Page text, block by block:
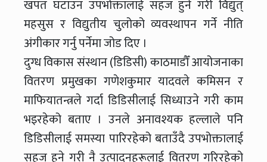
खपत घटाउन उपभोक्तालाई सहज हुने गरी विद्युत्
महसुस र विद्युतीय चुलोको व्यवस्थापन गर्ने नीति
अंगीकार गर्नु पर्नेमा जोड दिए ।
दुग्ध विकास संस्थान (डिडिसी) काठमाडौँ आयोजनाका
वितरण प्रमुखका गणेशकुमार यादवले कमिसन र
माफियातन्त्रले गर्दा डिडिसीलाई सिध्याउने गरी काम
भइरहेको बताए । उनले अनावश्यक हल्लाले पनि
डिडिसीलाई समस्या पारिरहेको बताउँदै उपभोक्तालाई
सहज हुने गरी नै उत्पादनहरूलाई वितरण गरिरहेको